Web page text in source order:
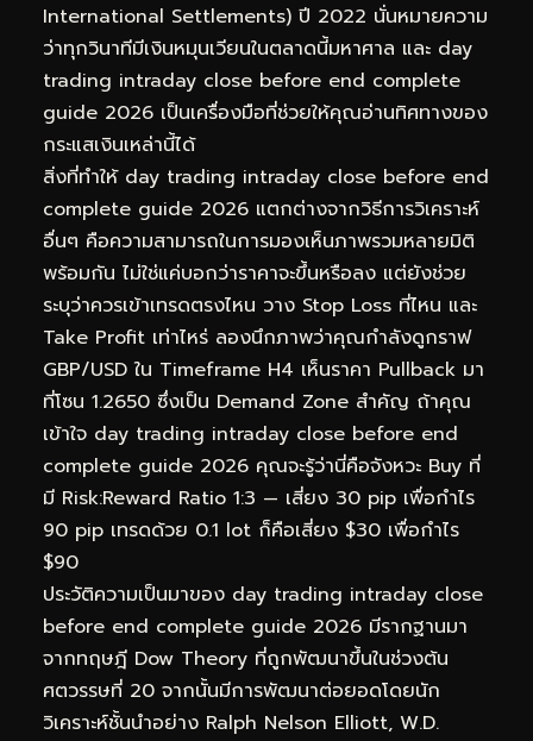
International Settlements) ปี 2022 นั่นหมายความ
ว่าทุกวินาทีมีเงินหมุนเวียนในตลาดนี้มหาศาล และ day
trading intraday close before end complete
guide 2026 เป็นเครื่องมือที่ช่วยให้คุณอ่านทิศทางของ
กระแสเงินเหล่านี้ได้
สิ่งที่ทำให้ day trading intraday close before end
complete guide 2026 แตกต่างจากวิธีการวิเคราะห์
อื่นๆ คือความสามารถในการมองเห็นภาพรวมหลายมิติ
พร้อมกัน ไม่ใช่แค่บอกว่าราคาจะขึ้นหรือลง แต่ยังช่วย
ระบุว่าควรเข้าเทรดตรงไหน วาง Stop Loss ที่ไหน และ
Take Profit เท่าไหร่ ลองนึกภาพว่าคุณกำลังดูกราฟ
GBP/USD ใน Timeframe H4 เห็นราคา Pullback มา
ที่โซน 1.2650 ซึ่งเป็น Demand Zone สำคัญ ถ้าคุณ
เข้าใจ day trading intraday close before end
complete guide 2026 คุณจะรู้ว่านี่คือจังหวะ Buy ที่
มี Risk:Reward Ratio 1:3 — เสี่ยง 30 pip เพื่อกำไร
90 pip เทรดด้วย 0.1 lot ก็คือเสี่ยง $30 เพื่อกำไร
$90
ประวัติความเป็นมาของ day trading intraday close
before end complete guide 2026 มีรากฐานมา
จากทฤษฎี Dow Theory ที่ถูกพัฒนาขึ้นในช่วงต้น
ศตวรรษที่ 20 จากนั้นมีการพัฒนาต่อยอดโดยนัก
วิเคราะห์ชั้นนำอย่าง Ralph Nelson Elliott, W.D.